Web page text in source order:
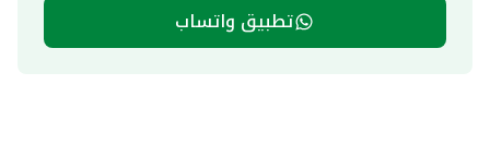
تطبيق واتساب